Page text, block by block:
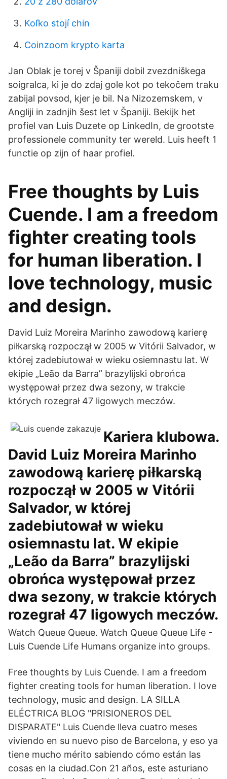
Koľko stojí chin
Coinzoom krypto karta
Jan Oblak je torej v Španiji dobil zvezdniškega
soigralca, ki je do zdaj gole kot po tekočem traku
zabijal povsod, kjer je bil. Na Nizozemskem, v
Angliji in zadnjih šest let v Španiji. Bekijk het
profiel van Luis Duzete op LinkedIn, de grootste
professionele community ter wereld. Luis heeft 1
functie op zijn of haar profiel.
Free thoughts by Luis
Cuende. I am a freedom
fighter creating tools
for human liberation. I
love technology, music
and design.
David Luiz Moreira Marinho zawodową karierę
piłkarską rozpoczął w 2005 w Vitórii Salvador, w
której zadebiutował w wieku osiemnastu lat. W
ekipie „Leão da Barra” brazylijski obrońca
występował przez dwa sezony, w trakcie
których rozegrał 47 ligowych meczów.
Kariera klubowa.
David Luiz Moreira Marinho
zawodową karierę piłkarską
rozpoczął w 2005 w Vitórii
Salvador, w której
zadebiutował w wieku
osiemnastu lat. W ekipie
„Leão da Barra” brazylijski
obrońca występował przez
dwa sezony, w trakcie których
rozegrał 47 ligowych meczów.
Watch Queue Queue. Watch Queue Queue Life -
Luis Cuende Life Humans organize into groups.
Free thoughts by Luis Cuende. I am a freedom
fighter creating tools for human liberation. I love
technology, music and design. LA SILLA
ELÉCTRICA BLOG "PRISIONEROS DEL
DISPARATE" Luis Cuende lleva cuatro meses
viviendo en su nuevo piso de Barcelona, y eso ya
tiene mucho mérito sabiendo cómo están las
cosas en la ciudad.Con 21 años, este asturiano